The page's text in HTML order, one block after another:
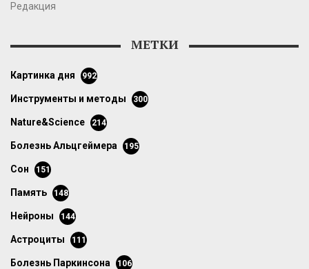
Редакция
МЕТКИ
картинка дня 992
инструменты и методы 300
Nature&Science 214
болезнь Альцгеймера 195
сон 151
память 148
нейроны 144
астроциты 111
болезнь Паркинсона 106